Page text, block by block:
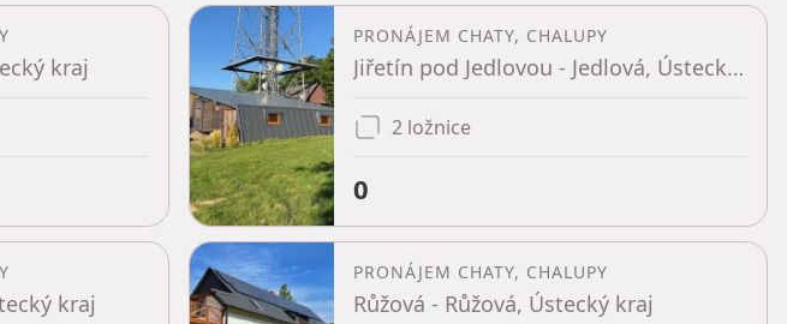
kraj
PRONÁJEM CHATY, CHALUPY
Jiřetín pod Jedlovou - Jedlová, Ústecký kraj
2 ložnice
0
kraj
PRONÁJEM CHATY, CHALUPY
Růžová - Růžová, Ústecký kraj